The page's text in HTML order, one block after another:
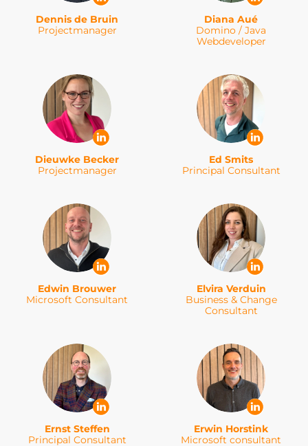
Dennis de Bruin
Projectmanager
Diana Aué
Domino / Java
Webdeveloper
Dieuwke Becker
Projectmanager
Ed Smits
Principal Consultant
Edwin Brouwer
Microsoft Consultant
Elvira Verduin
Business & Change
Consultant
Ernst Steffen
Principal Consultant
Erwin Horstink
Microsoft consultant